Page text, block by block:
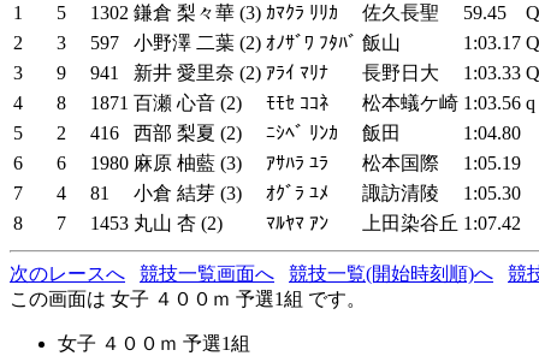
1
5 1302 鎌倉 梨々華 (3) ｶﾏｸﾗ ﾘﾘｶ 佐久長聖 59.45
Q
2
3 597 小野澤 二葉 (2) ｵﾉｻﾞﾜ ﾌﾀﾊﾞ 飯山 1:03.17 Q
3
9 941 新井 愛里奈 (2) ｱﾗｲ ﾏﾘﾅ 長野日大 1:03.33 Q
4
8 1871 百瀬 心音 (2) ﾓﾓｾ ｺｺﾈ 松本蟻ケ崎 1:03.56 q
5
2 416 西部 梨夏 (2) ﾆｼﾍﾞ ﾘﾝｶ 飯田
1:04.80
6
6 1980 麻原 柚藍 (3) ｱｻﾊﾗ ﾕﾗ 松本国際
1:05.19
7
4 81 小倉 結芽 (3) ｵｸﾞﾗ ﾕﾒ 諏訪清陵
1:05.30
8
7 1453 丸山 杏 (2) ﾏﾙﾔﾏ ｱﾝ 上田染谷丘 1:07.42
次のレースへ 競技一覧画面へ 競技一覧(開始時刻順)へ
競
この画面は 女子 ４００ｍ 予選1組 です。
女子 ４００ｍ 予選1組